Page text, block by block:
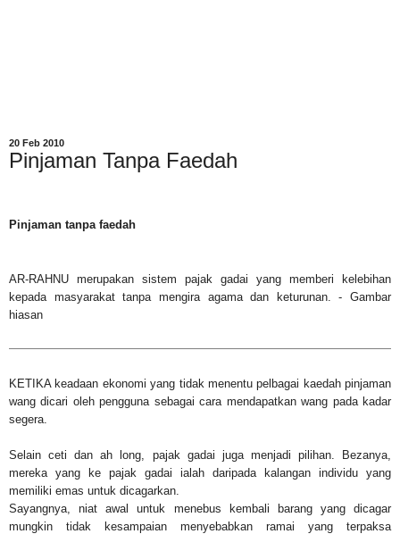
20 Feb 2010
Pinjaman Tanpa Faedah
Pinjaman tanpa faedah
AR-RAHNU merupakan sistem pajak gadai yang memberi kelebihan
kepada masyarakat tanpa mengira agama dan keturunan. - Gambar
hiasan
KETIKA keadaan ekonomi yang tidak menentu pelbagai kaedah pinjaman
wang dicari oleh pengguna sebagai cara mendapatkan wang pada kadar
segera.
Selain ceti dan ah long, pajak gadai juga menjadi pilihan. Bezanya,
mereka yang ke pajak gadai ialah daripada kalangan individu yang
memiliki emas untuk dicagarkan.
Sayangnya, niat awal untuk menebus kembali barang yang dicagar
mungkin tidak kesampaian menyebabkan ramai yang terpaksa